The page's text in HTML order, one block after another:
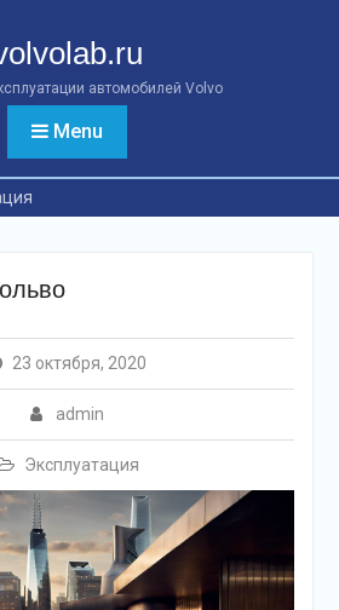
автомобилей Volvo
Menu
23 октября, 2020
admin
Эксплуатация